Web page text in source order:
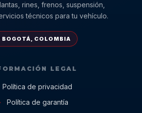
rines, frenos, suspensión,
técnicos para tu vehículo.
BOGOTÁ, COLOMBIA
LEGAL
Política de privacidad
Política de garantía